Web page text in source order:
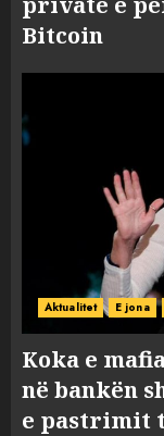
Bitcoin
Aktualitet E jona
Koka e
në bankën
e pastrimit